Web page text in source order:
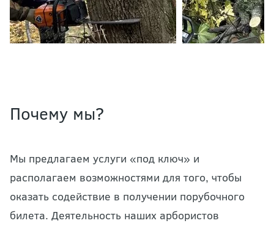
Почему мы?
Мы предлагаем услуги «под ключ» и
располагаем возможностями для того, чтобы
оказать содействие в получении порубочного
билета. Деятельность наших арбористов